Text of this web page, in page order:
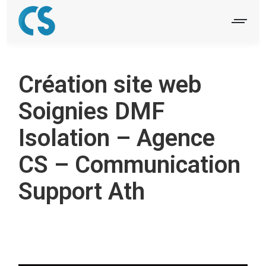
Création site web
Soignies DMF
Isolation – Agence
CS – Communication
Support Ath